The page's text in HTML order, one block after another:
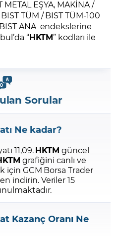
METAL EŞYA, MAKİNA /
TÜM / BIST TÜM-100
ANA endekslerine
“HKTM” kodları ile
Sorular
Ne kadar?
11,09.HKTM güncel
grafiğini canlı ve
GCM Borsa Trader
indirin.Veriler 15
Kazanç Oranı Ne